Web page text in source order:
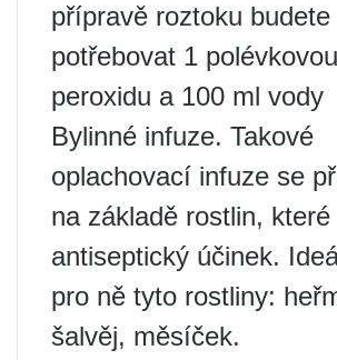
přípravě roztoku budete
potřebovat 1
peroxidu a 100 ml vody
Bylinné infuze. Takové
oplachovací infuze se
na základě rostlin,
antiseptický účinek.
pro ně tyto rostliny:
šalvěj, měsíček.